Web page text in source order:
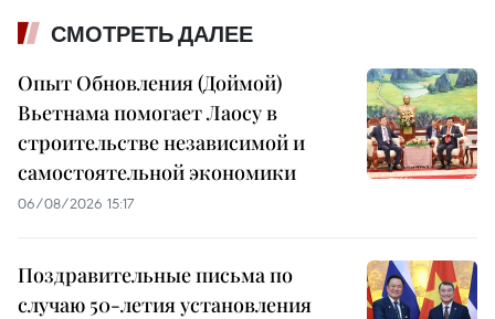
СМОТРЕТЬ ДАЛЕЕ
Опыт Обновления (Доймой)
Вьетнама помогает Лаосу в
строительстве независимой и
самостоятельной экономики
06/08/2026 15:17
Поздравительные письма по
случаю 50-летия установления